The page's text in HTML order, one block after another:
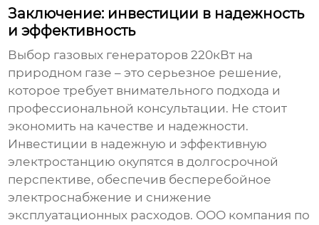
Заключение: инвестиции в надежность
и эффективность
Выбор газовых генераторов 220кВт на
природном газе – это серьезное решение,
которое требует внимательного подхода и
профессиональной консультации. Не стоит
экономить на качестве и надежности.
Инвестиции в надежную и эффективную
электростанцию окупятся в долгосрочной
перспективе, обеспечив бесперебойное
электроснабжение и снижение
эксплуатационных расходов. ООО компания по